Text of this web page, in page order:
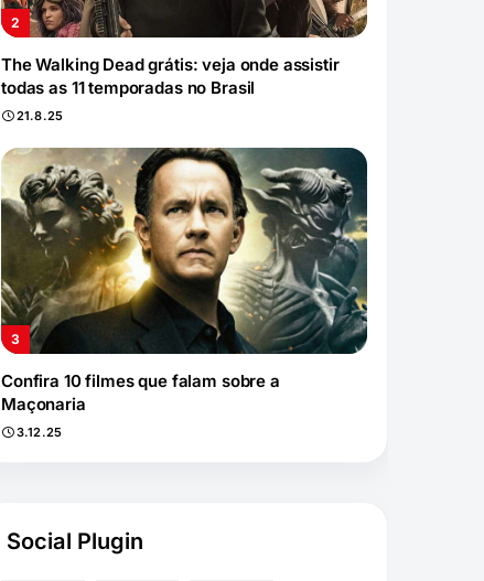
The Walking Dead grátis: veja onde assistir
todas as 11 temporadas no Brasil
21.8.25
Confira 10 filmes que falam sobre a
Maçonaria
3.12.25
Social Plugin